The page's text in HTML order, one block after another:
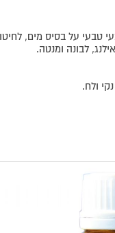
טבעי על בסיס מים,
לבונה ומנטה.
ולח.